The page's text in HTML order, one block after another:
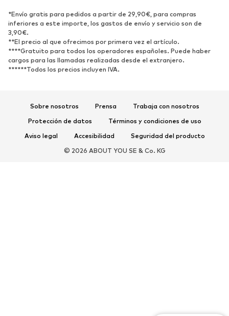
Zapatos bajos
Zapatos deportivos
Zapatos abiertos
DEPORTE
Ropa deportiva
Disciplinas deportivas
Complementos deportivos
COMPLEMENTOS
*Envío gratis para pedidos a partir de 29,90€, para compras
inferiores a este importe, los gastos de envío y servicio son de
3,90€.
**El precio al que ofrecimos por primera vez el artículo.
****Gratuito para todos los operadores españoles. Puede haber
cargos para las llamadas realizadas desde el extranjero.
******Todos los precios incluyen IVA.
Sobre nosotros Prensa
Trabaja con nosotros
Protección de datos
Términos y condiciones de uso
Aviso legal
Accesibilidad
Seguridad del producto
© 2026 ABOUT YOU SE & Co. KG